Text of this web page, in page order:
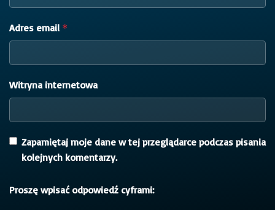
Adres email *
Witryna internetowa
Zapamiętaj moje dane w tej przeglądarce podczas pisania
kolejnych komentarzy.
Proszę wpisać odpowiedź cyframi: